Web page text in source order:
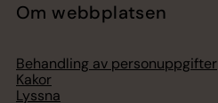
Om webbplatsen
Behandling av personuppgifter
Kakor
Lyssna